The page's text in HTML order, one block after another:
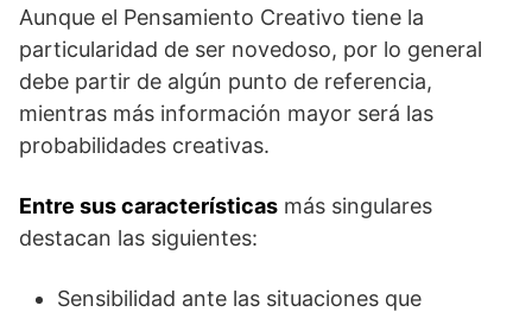
Aunque el Pensamiento Creativo tiene la
particularidad de ser novedoso, por lo general
debe partir de algún punto de referencia,
mientras más información mayor será las
probabilidades creativas.
Entre sus características más singulares
destacan las siguientes:
Sensibilidad ante las situaciones que